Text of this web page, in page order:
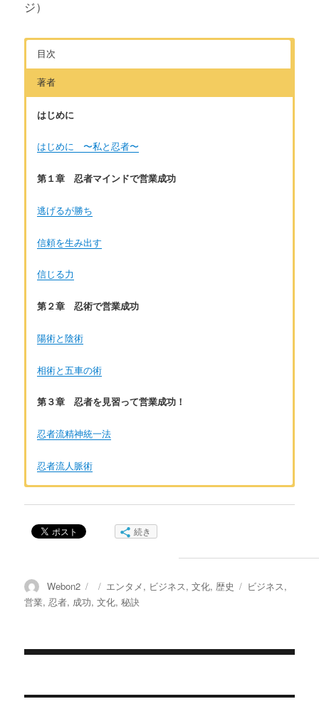
ジ）
目次
著者
はじめに
はじめに 〜私と忍者〜
第１章 忍者マインドで営業成功
逃げるが勝ち
信頼を生み出す
信じる力
第２章 忍術で営業成功
陽術と陰術
相術と五車の術
第３章 忍者を見習って営業成功！​
忍者流精神統一法
忍者流人脈術
全国忍術大会出場歴有り。忍者好きながらも忍者の如く生きる
ため周囲には隠して生きる。だが、忍術や忍者に関することを
知ってもらいたいという欲をおさえられず、ライターに扮して
お問い合わせはこちら から
続き
投
稿
Webon2
投
稿
カ
テ
エンタメ, ビジネス,文化, 歴史
タ
ビジネス,
営業,忍者, 成功,文化,秘訣
稿